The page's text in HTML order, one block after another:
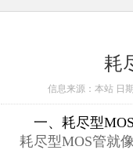
耗
信息来源：本站 日
一、耗尽型
耗尽型MOS管就